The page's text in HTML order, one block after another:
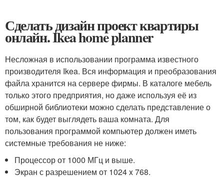
Сделать дизайн проект квартиры
онлайн. Ikea home planner
Несложная в использовании программа известного
производителя Ikea. Вся информация и преобразования
файла хранится на сервере фирмы. В каталоге мебель
только этого предприятия, но даже используя её из
обширной библиотеки можно сделать представление о
том, как будет выглядеть ваша комната. Для
пользования программой компьютер должен иметь
системные требования не ниже:
Процессор от 1000 МГц и выше.
Экран с разрешением от 1024 x 768.